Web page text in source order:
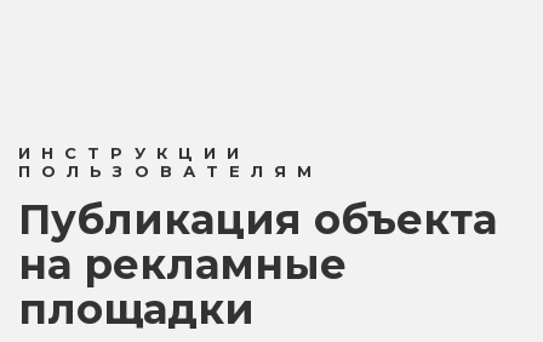
ИНСТРУКЦИИ
ПОЛЬЗОВАТЕЛЯМ
Публикация объекта
на рекламные
площадки